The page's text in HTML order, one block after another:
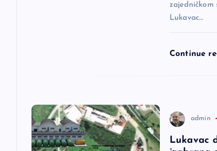
zajedničkom
Lukavac…
Continue
admin
Lukavac